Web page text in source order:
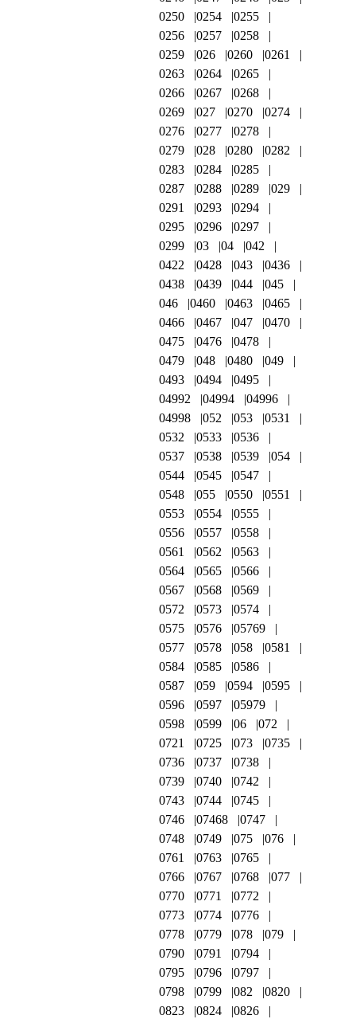
0250
0254
0255
0256
0257
0258
0259
026 0260
0261
0263
0264
0265
0266
0267
0268
0269
027 0270
0274
0276
0277
0278
0279
028 0280
0282
0283
0284
0285
0287
0288 0289
029
0291
0293
0294
0295
0296
0297
0299
03 04
042
0422
0428 043
0436
0438
0439 044
045
046
0460 0463
0465
0466
0467 047
0470
0475
0476
0478
0479
048 0480
049
0493
0494
0495
04992
04994
04996
04998
052 053
0531
0532
0533
0536
0537
0538 0539
054
0544
0545
0547
0548
055 0550
0551
0553
0554
0555
0556
0557
0558
0561
0562
0563
0564
0565
0566
0567
0568
0569
0572
0573
0574
0575
0576
05769
0577
0578 058
0581
0584
0585
0586
0587
059 0594
0595
0596
0597
05979
0598
0599 06
072
0721
0725 073
0735
0736
0737
0738
0739
0740
0742
0743
0744
0745
0746
07468
0747
0748
0749 075
076
0761
0763
0765
0766
0767 0768
077
0770
0771
0772
0773
0774
0776
0778
0779 078
079
0790
0791
0794
0795
0796
0797
0798
0799 082
0820
0823
0824
0826